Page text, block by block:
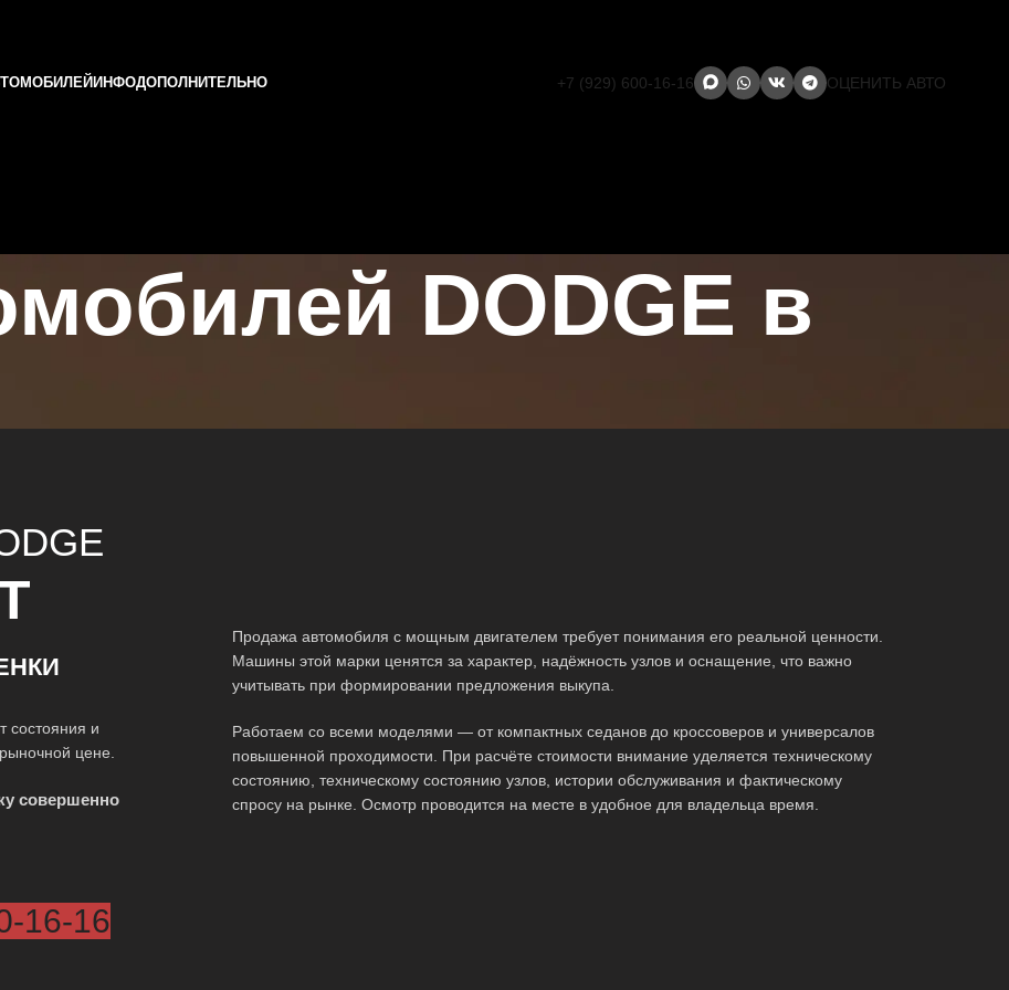
ИНФОДОПОЛНИТЕЛЬНО +7 (929) 600-16-16 ОЦЕНИТЬ АВТО
DODGE в
состояния и
цене.
совершенно
16-16
Продажа автомобиля с мощным двигателем требует понимания его реальной ценности.
Машины этой марки ценятся за характер, надёжность узлов и оснащение, что важно
учитывать при формировании предложения выкупа.
Работаем со всеми моделями — от компактных седанов до кроссоверов и универсалов
повышенной проходимости. При расчёте стоимости внимание уделяется техническому
состоянию, техническому состоянию узлов, истории обслуживания и фактическому
спросу на рынке. Осмотр проводится на месте в удобное для владельца время.